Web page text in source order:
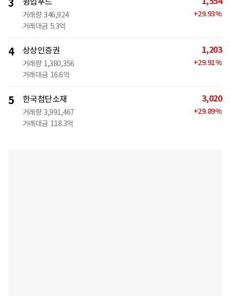
3
거래량 346,924
거래대금 5.3억
+29.93%
4 상상인증권
거래량 1,380,356
거래대금 16.6억
1,203
+29.91%
5 한국첨단소재
거래량 3,991,467
거래대금 118.3억
3,020
+29.89%